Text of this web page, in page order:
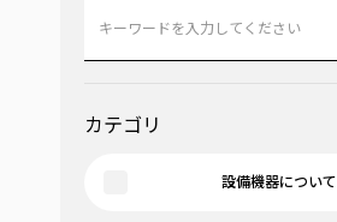
カテゴリ
設備機器について